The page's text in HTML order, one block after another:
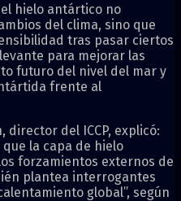
hielo antártico no
del clima, sino que
tras pasar ciertos
para mejorar las
futuro del nivel del mar y
frente al
director del ICCP, explicó:
la capa de hielo
forzamientos externos de
plantea interrogantes
global”, según